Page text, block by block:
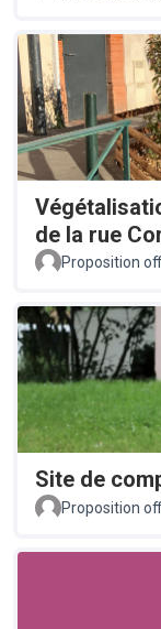
de la rue
Proposition
Site de
Proposition